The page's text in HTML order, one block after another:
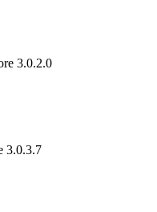
3.0.2.0
3.0.3.7